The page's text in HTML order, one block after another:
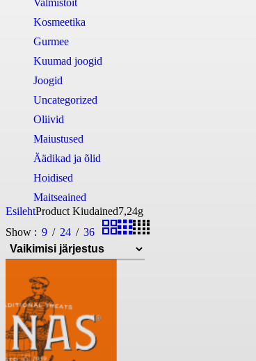
Kosmeetika
Gurmee
Kuumad joogid
Joogid
Uncategorized
Oliivid
Maiustused
Äädikad ja õlid
Hoidised
Maitseained
EsilehtProduct Kiudained7,24g
Show
9 24 36